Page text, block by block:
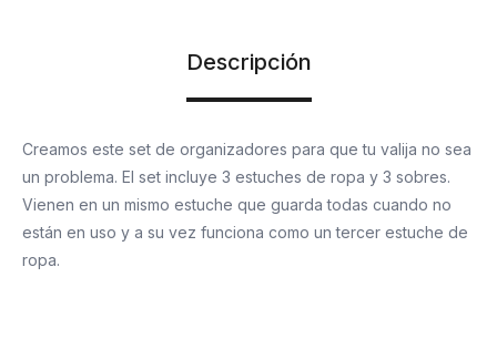
Descripción
Creamos este set de organizadores para que tu valija no sea
un problema. El set incluye 3 estuches de ropa y 3 sobres.
Vienen en un mismo estuche que guarda todas cuando no
están en uso y a su vez funciona como un tercer estuche de
ropa.